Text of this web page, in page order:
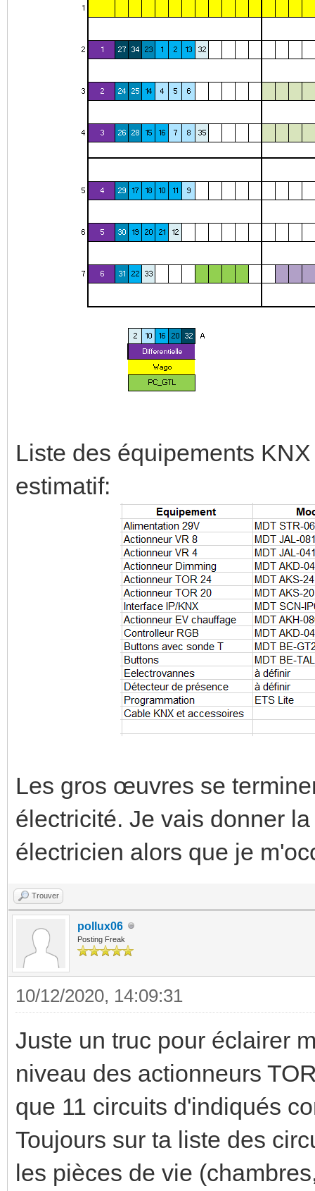
Liste des équipements
estimatif:
Les gros œuvres se
électricité. Je vais donner
électricien alors que je
Trouver
pollux06
Posting Freak
10/12/2020, 14:09:31
Juste un truc pour éclairer
niveau des actionneurs
que 11 circuits d'indiqués
Toujours sur ta liste des
les pièces de vie